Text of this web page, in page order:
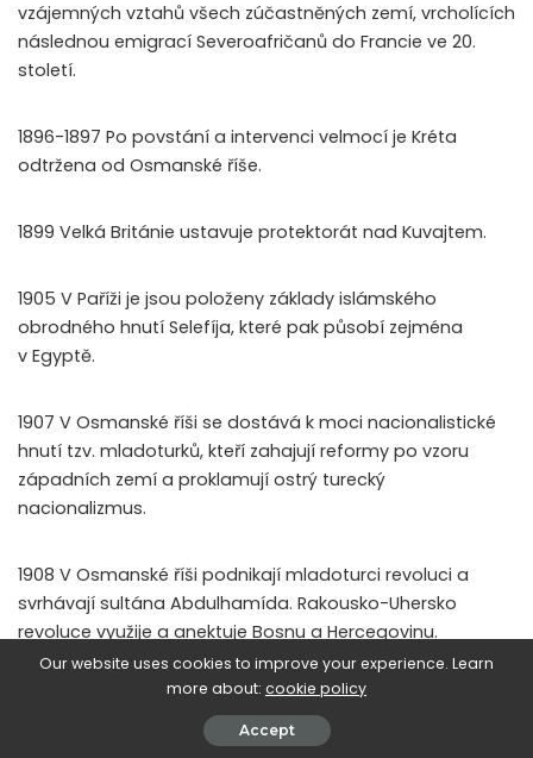
vzájemných vztahů všech zúčastněných zemí, vrcholících
následnou emigrací Severoafričanů do Francie ve 20.
století.
1896-1897 Po povstání a intervenci velmocí je Kréta
odtržena od Osmanské říše.
1899 Velká Británie ustavuje protektorát nad Kuvajtem.
1905 V Paříži je jsou položeny základy islámského
obrodného hnutí Selefíja, které pak působí zejména
v Egyptě.
1907 V Osmanské říši se dostává k moci nacionalistické
hnutí tzv. mladoturků, kteří zahajují reformy po vzoru
západních zemí a proklamují ostrý turecký
nacionalizmus.
1908 V Osmanské říši podnikají mladoturci revoluci a
svrhávají sultána Abdulhamída. Rakousko-Uhersko
revoluce využije a anektuje Bosnu a Hercegovinu.
1909 Rakousko-Uhersko nutí Osmany stáhnout svá vojska
z Novopazarského sandžaku a platit poplatek ve výši 2,5
Our website uses cookies to improve your experience. Learn
more about: cookie policy
Accept